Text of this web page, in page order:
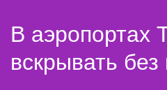
В аэропортах
вскрывать